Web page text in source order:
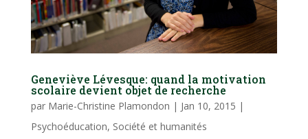
Geneviève Lévesque: quand la motivation
scolaire devient objet de recherche
par Marie-Christine Plamondon | Jan 10, 2015 |
Psychoéducation, Société et humanités